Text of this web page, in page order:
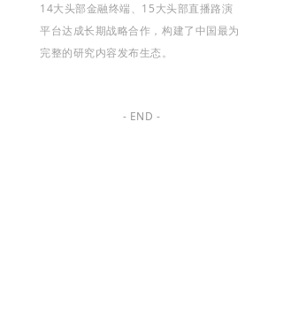
14大头部金融终端、15大头部直播路演
平台达成长期战略合作，构建了中国最为
完整的研究内容发布生态。
- END -